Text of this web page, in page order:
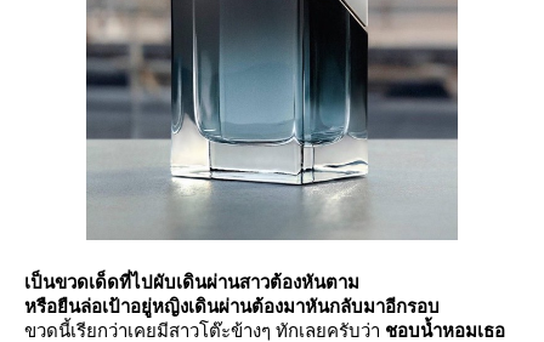
เป็นขวดเด็ดที่ไปผับเดินผ่านสาวต้องหันตาม
หรือยืนล่อเป้าอยู่หญิงเดินผ่านต้องมาหันกลับมาอีกรอบ
ขวดนี้เรียกว่าเคยมีสาวโต๊ะข้างๆ ทักเลยครับว่า ชอบน้ำหอมเธอ